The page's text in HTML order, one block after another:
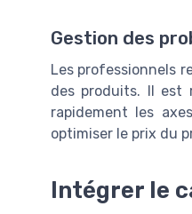
Gestion des
Les professionnels
des produits. Il est
rapidement les
optimiser le prix du
Intégrer le